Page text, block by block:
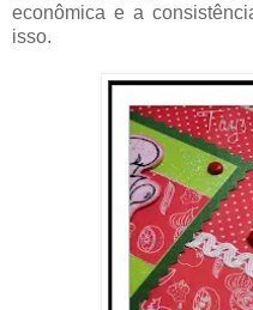
econômica e a
isso.